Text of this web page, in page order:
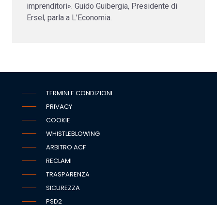
imprenditori». Guido Guibergia, Presidente di
Ersel, parla a L'Economia.
TERMINI E CONDIZIONI
PRIVACY
COOKIE
WHISTLEBLOWING
ARBITRO ACF
RECLAMI
TRASPARENZA
SICUREZZA
PSD2